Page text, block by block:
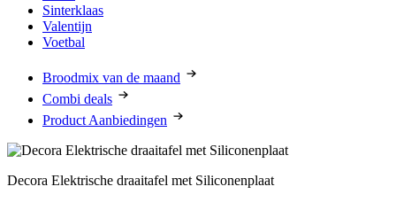
Sinterklaas
Valentijn
Voetbal
Broodmix van de maand
Combi deals
Product Aanbiedingen
Decora Elektrische draaitafel met Siliconenplaat